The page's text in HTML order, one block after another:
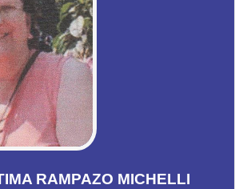
RAMPAZO MICHELLI